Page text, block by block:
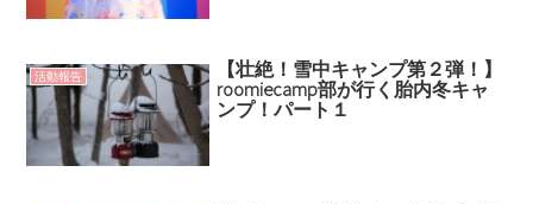
活動報告
【壮絶！雪中キャンプ第２弾！】
roomiecamp部が行く胎内冬キャ
ンプ！パート１